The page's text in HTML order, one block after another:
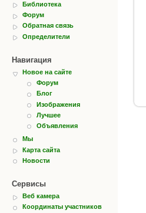
Библиотека
Форум
Обратная связь
Определители
Навигация
Новое на сайте
Форум
Блог
Изображения
Лучшее
Объявления
Мы
Карта сайта
Новости
Сервисы
Веб камера
Координаты участников